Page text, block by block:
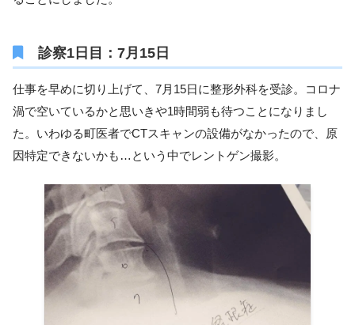
診察1日目：7月15日
仕事を早めに切り上げて、7月15日に整形外科を受診。コロナ
渦で空いているかと思いきや1時間弱も待つことになりまし
た。いわゆる町医者でCTスキャンの設備がなかったので、原
因特定できないかも…という中でレントゲン撮影。